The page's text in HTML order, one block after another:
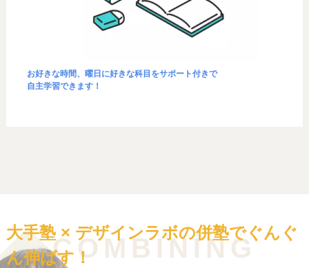
お好きな時間、曜日に好きな科目をサポート付きで
自主学習できます！
COMBINING
大手塾 × デザインラボの併塾でぐんぐ
ん伸ばす！